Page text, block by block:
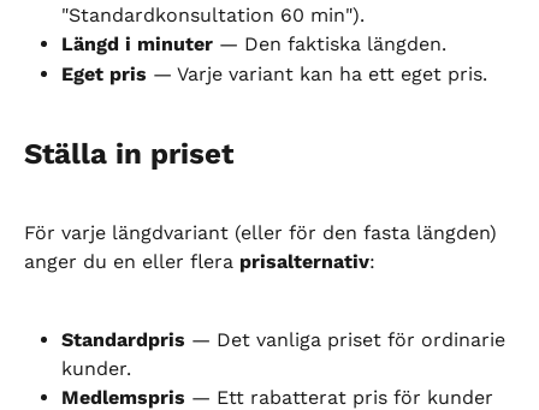
"Standardkonsultation 60 min").
Längd i minuter — Den faktiska längden.
Eget pris — Varje variant kan ha ett eget pris.
Ställa in priset
För varje längdvariant (eller för den fasta längden)
anger du en eller flera prisalternativ:
Standardpris — Det vanliga priset för ordinarie
kunder.
Medlemspris — Ett rabatterat pris för kunder